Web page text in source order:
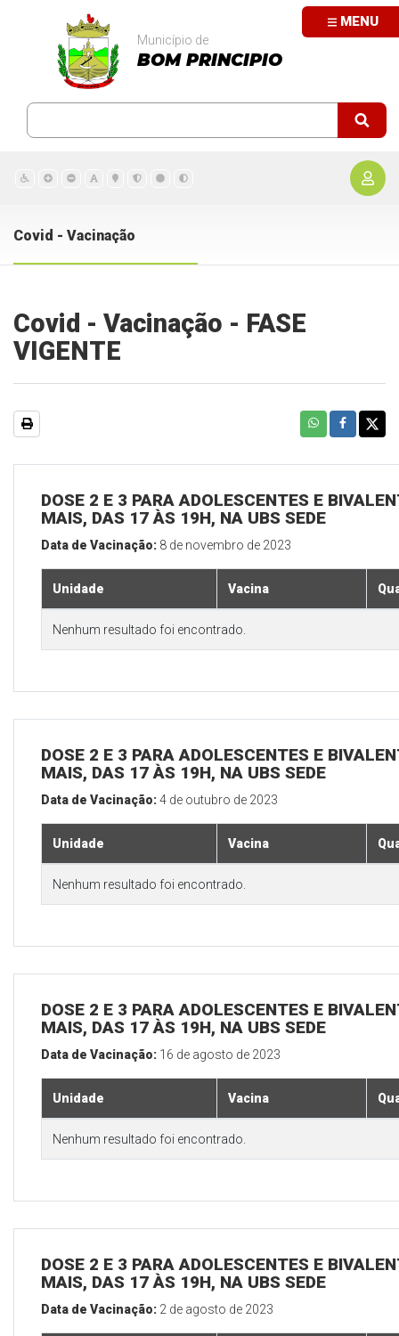
MENU
Município de
BOM PRINCIPIO
Covid - Vacinação
Covid - Vacinação - FASE
VIGENTE
DOSE 2 E 3 PARA ADOLESCENTES E
MAIS, DAS 17 ÀS 19H, NA UBS SEDE
Data de Vacinação: 8 de novembro de 2023
Unidade Vacina
Nenhum resultado foi encontrado.
DOSE 2 E 3 PARA ADOLESCENTES E
MAIS, DAS 17 ÀS 19H, NA UBS SEDE
Data de Vacinação:4 de outubro de 2023
Unidade Vacina
Nenhum resultado foi encontrado.
DOSE 2 E 3 PARA ADOLESCENTES E
MAIS, DAS 17 ÀS 19H, NA UBS SEDE
Data de Vacinação: 16 de agosto de 2023
Unidade Vacina
Nenhum resultado foi encontrado.
DOSE 2 E 3 PARA ADOLESCENTES E
MAIS, DAS 17 ÀS 19H, NA UBS SEDE
Data de Vacinação: 2 de agosto de 2023